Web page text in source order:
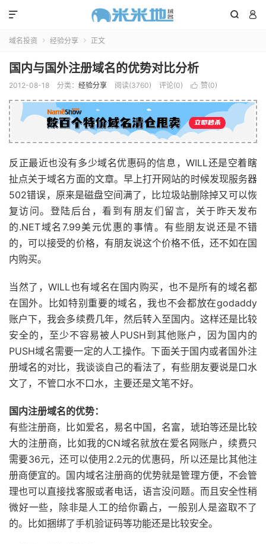
 

域名投资  经验分享  正文
国内与国外注册域名的优势对比分析
2012-08-18 分类： 经验分享 阅读(3760) 评论(0)  赞(0)
反正最近也没有多少域名优惠码的信息，WILL还是空着瞎
扯点关于域名方面的文章。早上打开网站的时候发现服务器
502错误，原来是磁盘空间满了，比垃圾站删除掉又可以恢
复访问。登陆后台，看到有朋友们留言，关于昨天发布
的.NET域名7.99美元优惠的事情。有些朋友说还是不错
的，可以接受的价格，有朋友说这个价格不低，还不如在国
内购买。
当然了，WILL也有域名在国内购买，也不是所有的域名都
在国外。比如特别重要的域名，我也不会都放在godaddy
账户下，我会多续费几年，然后转入至国内。这样还是比较
安全的，至少不容易被人PUSH到其他账户，因为国内的
PUSH域名需要一定的人工操作。下面关于国内或者国外注
册域名的对比，我谈谈自己的看法了，有些朋友要说是口水
文了，不管口水不口水，主要还是文笔不好。
国内注册域名的优势：
有些注册商，比如爱名，易名中国，名富，琥珀等还是比较
大的注册商，比如我的CN域名就放在爱名网账户，续费只
需要36元，还可以使用2.2元的优惠码，所以还是比其他注
册商便宜的。国内域名注册商的优势就是管理方便，不会管
理也可以直接找客服或者电话，语言没问题。而且安全性稍
微好一些，除非是人工的给你霸占，一般别人是盗取不了
的。比如捆绑了手机验证码等功能还是比较安全。